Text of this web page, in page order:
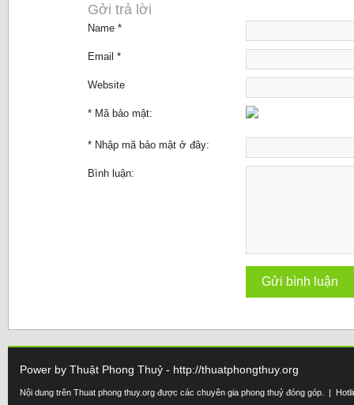
Gởi trả lời
Name *
Email *
Website
* Mã bảo mật:
* Nhập mã bảo mật ở đây:
Bình luận:
Power by Thuật Phong Thuỷ - http://thuatphongthuy.org
Nội dung trên Thuat phong thuy.org được các chuyên gia phong thuỷ đóng góp. |